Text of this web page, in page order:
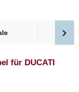
für DUCATI